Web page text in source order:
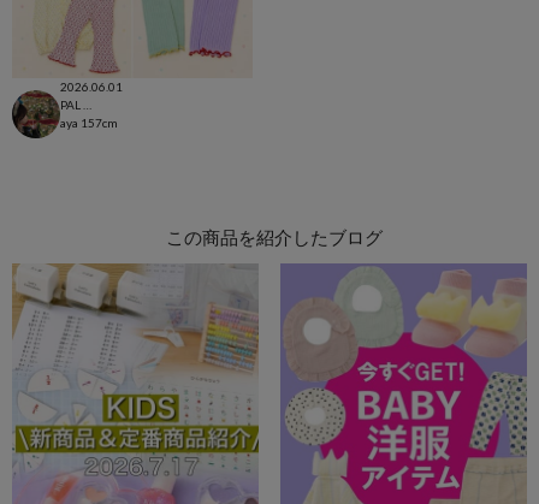
2026.06.01
aya 157cm
この商品を紹介したブログ